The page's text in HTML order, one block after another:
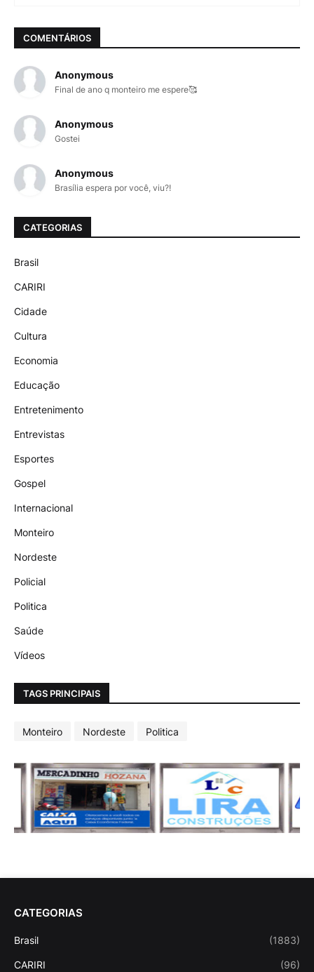
COMENTÁRIOS
Anonymous
Final de ano q monteiro me espere🥰
Anonymous
Gostei
Anonymous
Brasília espera por você, viu?!
CATEGORIAS
Brasil
CARIRI
Cidade
Cultura
Economia
Educação
Entretenimento
Entrevistas
Esportes
Gospel
Internacional
Monteiro
Nordeste
Policial
Politica
Saúde
Vídeos
TAGS PRINCIPAIS
Monteiro Nordeste Politica
CATEGORIAS
Brasil (1883)
CARIRI (96)